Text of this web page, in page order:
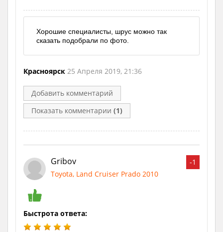
Хорошие специалисты, шрус можно так
сказать подобрали по фото.
Красноярск 25 Апреля 2019, 21:36
Добавить комментарий
Показать комментарии (1)
-1
Gribov
Toyota, Land Cruiser Prado 2010
Быстрота ответа: